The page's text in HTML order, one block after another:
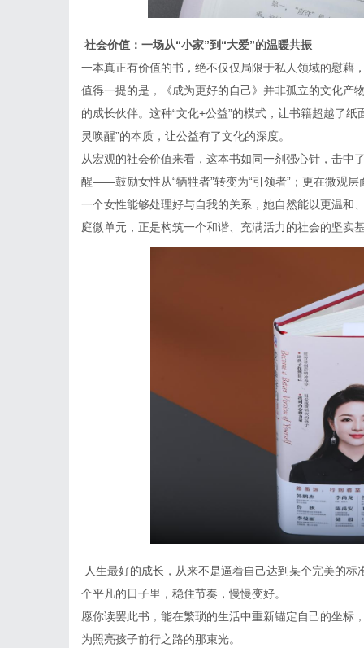
社会价值：一场从“小家”到“大爱”的温暖共振
一本真正有价值的书，绝不仅仅局限于私人领域的慰藉
值得一提的是，《成为更好的自己》并非孤立的文化产
的成长伙伴。这种“文化+公益”的模式，让书籍超越了纸
灵唤醒”的本质，让公益有了文化的深度。
从宏观的社会价值来看，这本书如同一剂强心针，击中
醒——鼓励女性从“牺牲者”转变为“引领者”；更在微观
一个女性能够处理好与自我的关系，她自然能以更温和
庭微单元，正是构筑一个和谐、充满活力的社会的坚实
人生最好的成长，从来不是逼着自己达到某个完美的
个平凡的日子里，稳住节奏，慢慢变好。
愿你读罢此书，能在繁琐的生活中重新锚定自己的坐标
为照亮孩子前行之路的那束光。